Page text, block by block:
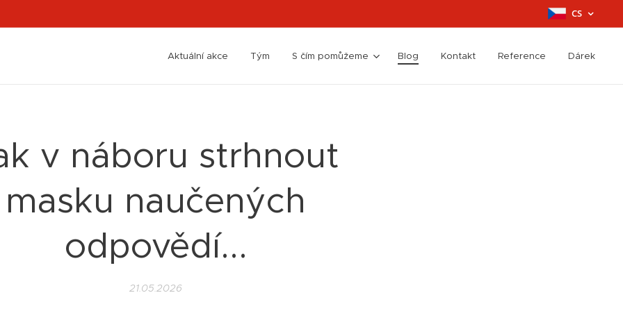
CS
Aktuální akce Tým S čím pomůžeme Blog Kontakt Reference Dárek
v náboru strhnout
masku naučených
odpovědí...
21.05.2026